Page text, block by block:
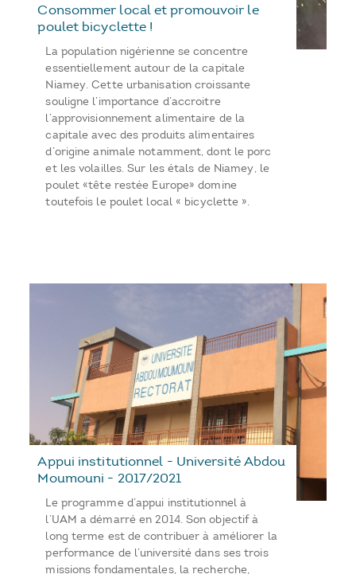
Consommer local et promouvoir le
poulet bicyclette !
La population nigérienne se concentre
essentiellement autour de la capitale
Niamey. Cette urbanisation croissante
souligne l’importance d’accroitre
l’approvisionnement alimentaire de la
capitale avec des produits alimentaires
d’origine animale notamment, dont le porc
et les volailles. Sur les étals de Niamey, le
poulet «tête restée Europe» domine
toutefois le poulet local « bicyclette ».
Appui institutionnel - Université Abdou
Moumouni - 2017/2021
Le programme d’appui institutionnel à
l’UAM a démarré en 2014. Son objectif à
long terme est de contribuer à améliorer la
performance de l’université dans ses trois
missions fondamentales, la recherche,